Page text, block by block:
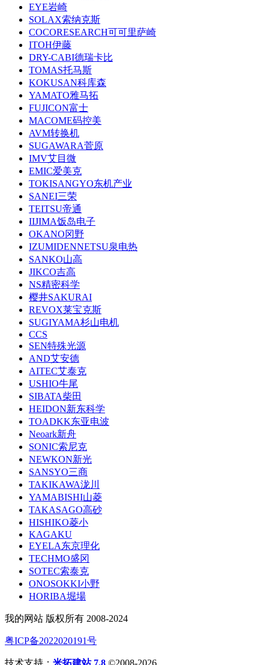
EYE岩崎
SOLAX索纳克斯
COCORESEARCH可可里萨崎
ITOH伊藤
DRY-CABI德瑞卡比
TOMAS托马斯
KOKUSAN科库森
YAMATO雅马拓
FUJICON富士
MACOME码控美
AVM转换机
SUGAWARA菅原
IMV艾目微
EMIC爱美克
TOKISANGYO东机产业
SANEI三荣
TEITSU帝通
IIJIMA饭岛电子
OKANO冈野
IZUMIDENNETSU泉电热
SANKO山高
JIKCO吉高
NS精密科学
樱井SAKURAI
REVOX莱宝克斯
SUGIYAMA杉山电机
CCS
SEN特殊光源
AND艾安德
AITEC艾泰克
USHIO牛尾
SIBATA柴田
HEIDON新东科学
TOADKK东亚电波
Neoark新舟
SONIC索尼克
NEWKON新光
SANSYO三商
TAKIKAWA泷川
YAMABISHI山菱
TAKASAGO高砂
HISHIKO菱小
KAGAKU
EYELA东京理化
TECHMO盛冈
SOTEC索泰克
ONOSOKKI小野
HORIBA堀場
我的网站 版权所有 2008-2024
粤ICP备2022020191号
技术支持： 米拓建站 7.8 ©2008-2026